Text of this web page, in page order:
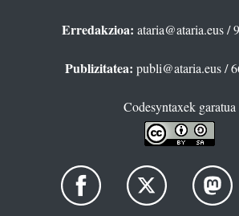
Erredakzioa: ataria@ataria.eus/
Publizitatea: publi@ataria.eus/
Codesyntaxek garatua